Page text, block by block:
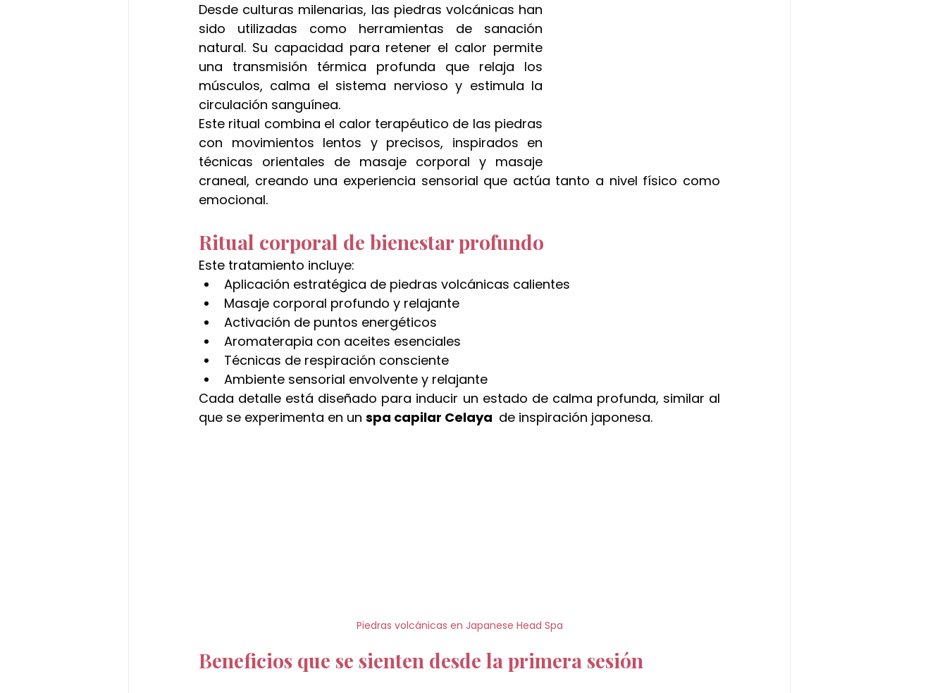
Desde culturas milenarias, las piedras volcánicas han
sido utilizadas como herramientas de sanación
natural. Su capacidad para retener el calor permite
una transmisión térmica profunda que relaja los
músculos, calma el sistema nervioso y estimula la
circulación sanguínea.
Este ritual combina el calor terapéutico de las piedras
con movimientos lentos y precisos, inspirados en
técnicas orientales de masaje corporal y masaje
craneal, creando una experiencia sensorial que actúa tanto a nivel físico como
emocional.
Ritual corporal de bienestar profundo
Este tratamiento incluye:
Aplicación estratégica de piedras volcánicas calientes
Masaje corporal profundo y relajante
Activación de puntos energéticos
Aromaterapia con aceites esenciales
Técnicas de respiración consciente
Ambiente sensorial envolvente y relajante
Cada detalle está diseñado para inducir un estado de calma profunda, similar al
que se experimenta en un spa capilar Celaya de inspiración japonesa.
Piedras volcánicas en Japanese Head Spa
Beneficios que se sienten desde la primera sesión